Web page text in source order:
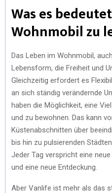
Was es
Wohnmobil zu
Das Leben im Wohnmobil,
Lebensform, die Freiheit und
Gleichzeitig erfordert es
an sich ständig verändernde
haben die Möglichkeit, eine
und zu bewohnen. Das kann
Küstenabschnitten über
bis hin zu pulsierenden
Jeder Tag verspricht eine
und eine neue Entdeckung.
Aber Vanlife ist mehr als das